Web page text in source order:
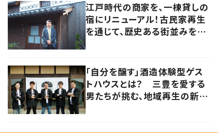
江戸時代の商家を、一棟貸しの
宿にリニューアル！古民家再生
を通じて、歴史ある街並みを守
「自分を醸す」酒造体験型ゲス
トハウスとは？ 三豊を愛する
男たちが挑む、地域再生の新し